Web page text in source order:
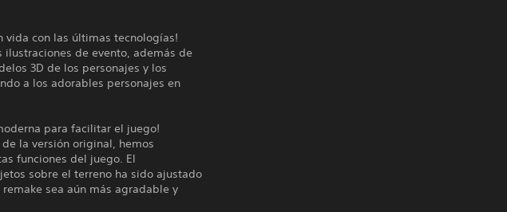
vida con las últimas tecnologías!
de evento, además de
3D de los personajes y los
a los adorables personajes en
para facilitar el juego!
la versión original, hemos
funciones del juego. El
sobre el terreno ha sido ajustado
sea aún más agradable y